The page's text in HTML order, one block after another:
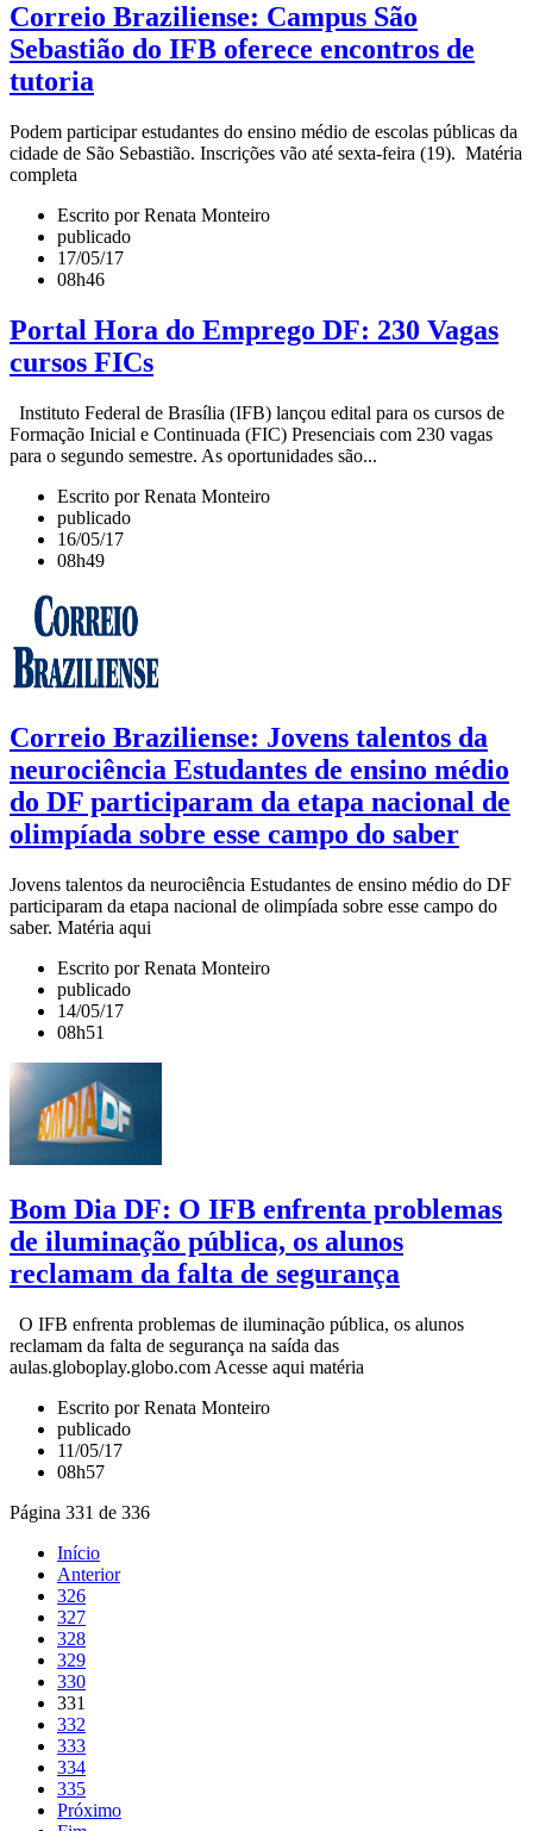
Correio Braziliense: Campus São
Sebastião do IFB oferece encontros de
tutoria
Podem participar estudantes do ensino médio de escolas públicas da
cidade de São Sebastião. Inscrições vão até sexta-feira (19). Matéria
completa
Escrito por Renata Monteiro
publicado
17/05/17
08h46
Portal Hora do Emprego DF: 230 Vagas
cursos FICs
Instituto Federal de Brasília (IFB) lançou edital para os cursos de
Formação Inicial e Continuada (FIC) Presenciais com 230 vagas
para o segundo semestre. As oportunidades são...
Escrito por Renata Monteiro
publicado
16/05/17
08h49
Correio Braziliense: Jovens talentos da
neurociência Estudantes de ensino médio
do DF participaram da etapa nacional de
olimpíada sobre esse campo do saber
Jovens talentos da neurociência Estudantes de ensino médio do DF
participaram da etapa nacional de olimpíada sobre esse campo do
saber. Matéria aqui
Escrito por Renata Monteiro
publicado
14/05/17
08h51
Bom Dia DF: O IFB enfrenta problemas
de iluminação pública, os alunos
reclamam da falta de segurança
O IFB enfrenta problemas de iluminação pública, os alunos
reclamam da falta de segurança na saída das
aulas.globoplay.globo.com Acesse aqui matéria
Escrito por Renata Monteiro
publicado
11/05/17
08h57
Página 331 de 336
Início
Anterior
326
327
328
329
330
331
332
333
334
335
Próximo